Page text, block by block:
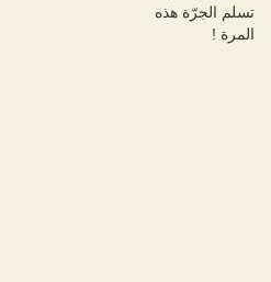
تسلم الجرّة هذه
المرة !